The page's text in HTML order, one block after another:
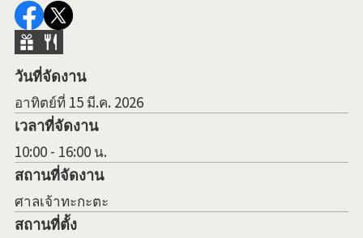
วันที่จัดงาน
อาทิตย์ที่ 15 มี.ค. 2026
เวลาที่จัดงาน
10:00 - 16:00 น.
สถานที่จัดงาน
ศาลเจ้าทะกะตะ
สถานที่ตั้ง